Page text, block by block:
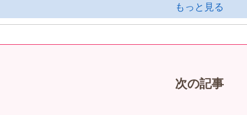
もっと見る
次の記事